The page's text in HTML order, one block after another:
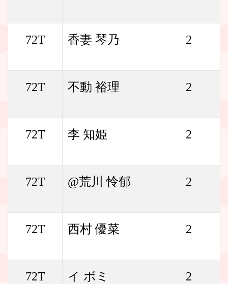
72T 香妻 琴乃 2
72T 不動 裕理 2
72T 李 知姫 2
72T @荒川 怜郁 2
72T 西村 優菜 2
72T イ ボミ 2